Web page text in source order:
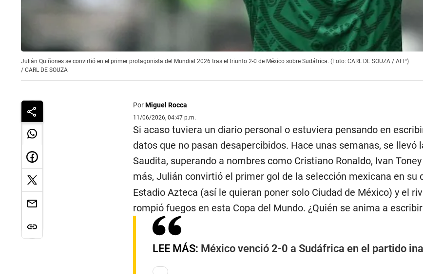
Julián Quiñones se convirtió en el primer protagonista del Mundial 2026 tras el triunfo 2-0 de México sobre Sudáfrica. (Foto: CARL DE SOUZA / AFP)
/ CARL DE SOUZA
PorMiguel Rocca
11/06/2026, 04:47 p.m.
Si acaso tuviera un diario personal o estuviera pensando en
datos que no pasan desapercibidos. Hace unas semanas, se
Saudita, superando a nombres como Cristiano Ronaldo, Ivan
más, Julián convirtió el primer gol de la selección mexicana en su
Estadio Azteca (así le quieran poner solo Ciudad de México) y el
rompió fuegos en esta Copa del Mundo. ¿Quién se anima a
LEE MÁS: México venció 2-0 a Sudáfrica en el partido